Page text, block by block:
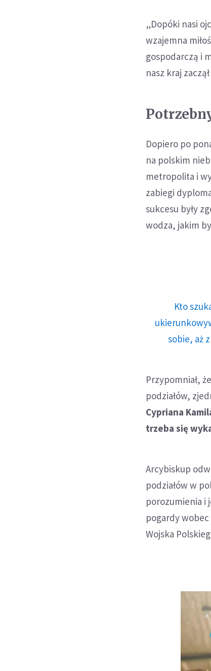
„Dopóki nasi
wzajemna
gospodarczą i
nasz kraj
Dopiero po
na polskim
metropolita i
zabiegi
sukcesu były
wodza, jakim
Kto
sobie, aż
Przypomniał,
podziałów,
Cypriana
trzeba się
Arcybiskup
podziałów w
porozumienia i
pogardy
Wojska